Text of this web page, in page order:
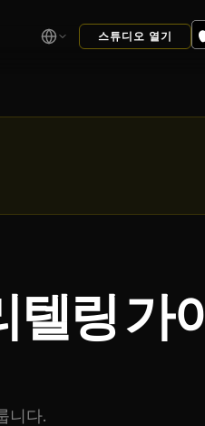
스튜디오 열기
링 가이
니다.